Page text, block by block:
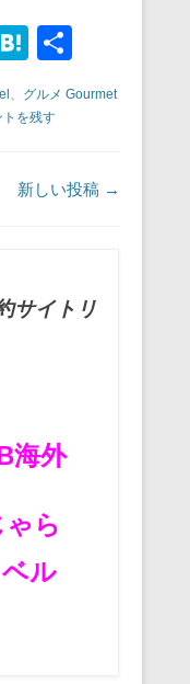
Li
H
at
e
a
、 グルメ Gourmet
トを残す
新しい投稿 →
サイトリ
海外
ら
ル